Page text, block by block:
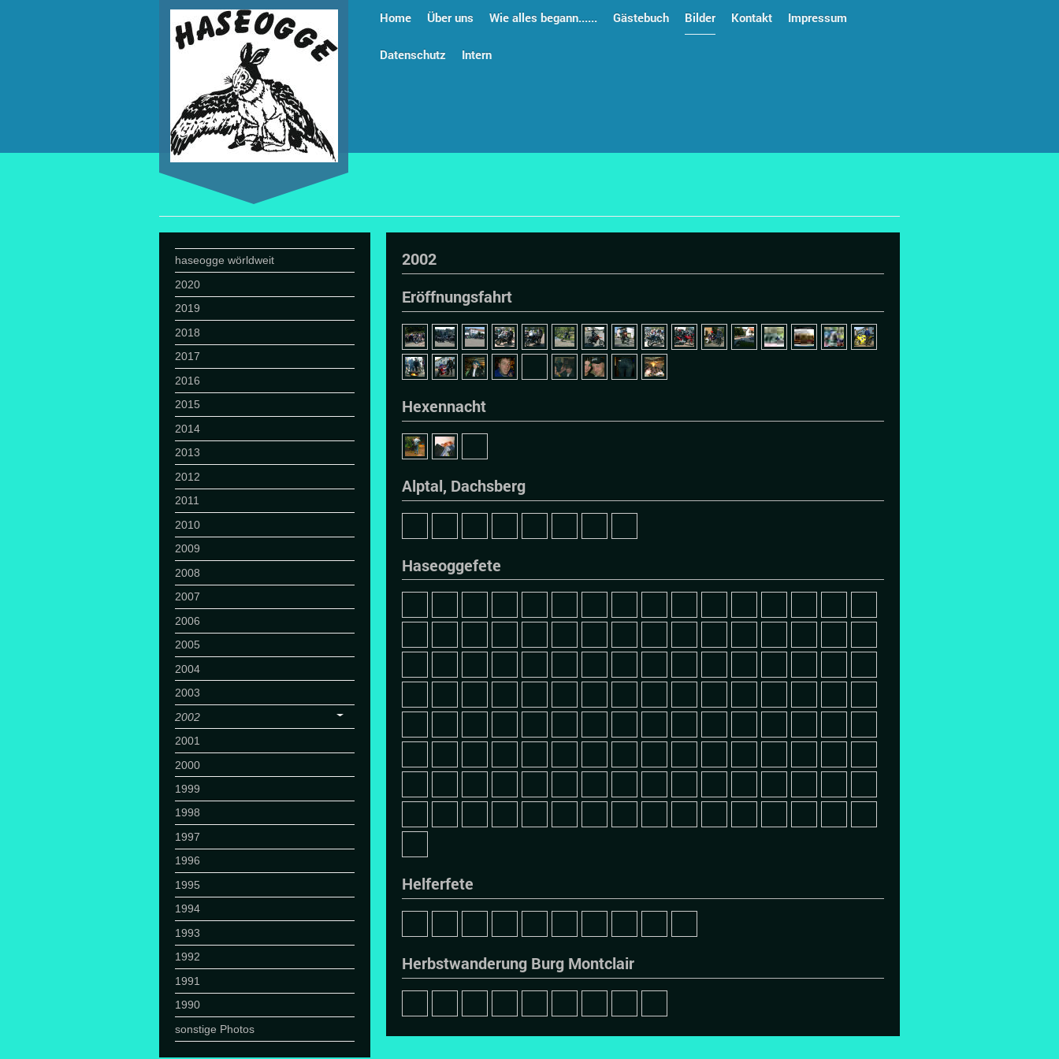
Home Über uns Wie alles begann...... Gästebuch Bilder Kontakt Impressum
Datenschutz Intern
2002
Eröffnungsfahrt
Hexennacht
Alptal, Dachsberg
Haseoggefete
Helferfete
Herbstwanderung Burg Montclair
haseogge wörldweit
2020
2019
2018
2017
2016
2015
2014
2013
2012
2011
2010
2009
2008
2007
2006
2005
2004
2003
2002
2001
2000
1999
1998
1997
1996
1995
1994
1993
1992
1991
1990
sonstige Photos